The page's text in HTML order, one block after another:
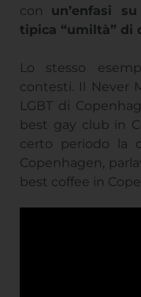
con un’enfasi
tipica “umiltà” di
Lo stesso
contesti. Il Never
LGBT di
best gay club in
certo periodo la
Copenhagen,
best coffee in